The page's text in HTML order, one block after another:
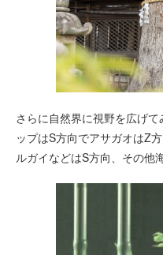
さらに自然界に視野を広げ
ップはS方向でアサガオはZ
ルガイなどはS方向、その他